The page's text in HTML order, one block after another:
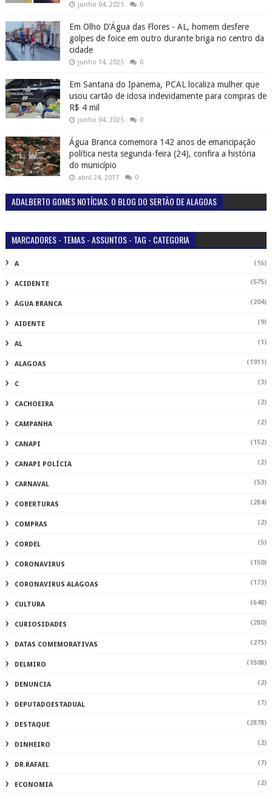
junho 04, 2025 0
Em Olho D’Água das Flores - AL, homem desfere
golpes de foice em outro durante briga no centro da
cidade
junho 14, 2025 0
Em Santana do Ipanema, PCAL localiza mulher que
usou cartão de idosa indevidamente para compras de
R$ 4 mil
junho 04, 2025 0
Água Branca comemora 142 anos de emancipação
política nesta segunda-feira (24), confira a história
do município
abril 24, 2017 0
ADALBERTO GOMES NOTÍCIAS. O BLOG DO SERTÃO DE ALAGOAS
MARCADORES - TEMAS - ASSUNTOS - TAG - CATEGORIA
A (16)
ACIDENTE (575)
ÁGUA BRANCA (204)
AIDENTE (9)
AL (1)
ALAGOAS (1911)
C (3)
CACHOEIRA (2)
CAMPANHA (2)
CANAPI (152)
CANAPI POLÍCIA (2)
CARNAVAL (53)
COBERTURAS (284)
COMPRAS (2)
CORDEL (5)
CORONAVIRUS (150)
CORONAVIRUS ALAGOAS (173)
CULTURA (648)
CURIOSIDADES (280)
DATAS COMEMORATIVAS (275)
DELMIRO (1508)
DENUNCIA (2)
DEPUTADOESTADUAL (7)
DESTAQUE (2878)
DINHEIRO (2)
DR.RAFAEL (7)
ECONOMIA (2)